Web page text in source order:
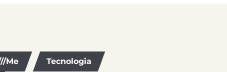
Me Tecnologia